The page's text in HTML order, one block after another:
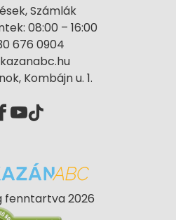
Számlák
08:00 – 16:00
676 0904
Kombájn u. 1.
fenntartva 2026